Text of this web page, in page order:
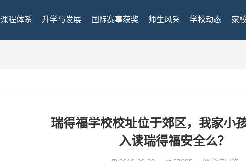
课程体系 升学与发展 国际赛事获奖 师生风采 学校动态 家
瑞得福学校校址位于郊区，我家小
入读瑞得福安全么？